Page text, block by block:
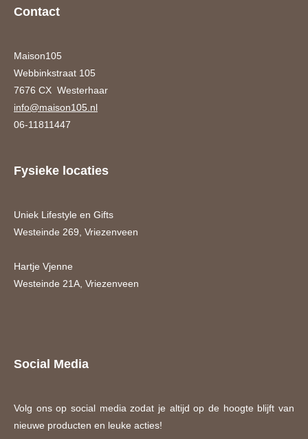
Contact
Maison105
Webbinkstraat 105
7676 CX Westerhaar
info@maison105.nl
06-11811447
Fysieke locaties
Uniek Lifestyle en Gifts
Westeinde 269, Vriezenveen
Hartje Vjenne
Westeinde 21A, Vriezenveen
Social Media
Volg ons op social media zodat je altijd op de hoogte blijft van
nieuwe producten en leuke acties!